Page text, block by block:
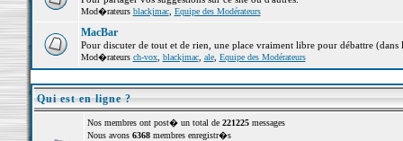
Mod�rateurs blackjmac, Equipe des Modérateurs
MacBar
Pour discuter de tout et de rien, une place vraiment libre pour débattre (dans
Mod�rateurs ch-vox, blackjmac, ale, Equipe des Modérateurs
Qui est en ligne ?
Nos membres ont post� un total de 221225messages
Nous avons 6368membres enregistr�s